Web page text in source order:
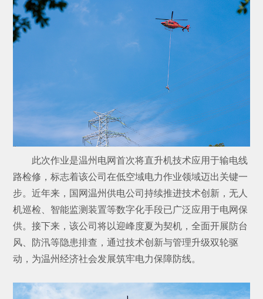
此次作业是温州电网首次将直升机技术应用于输电线
路检修，标志着该公司在低空域电力作业领域迈出关键一
步。近年来，国网温州供电公司持续推进技术创新，无人
机巡检、智能监测装置等数字化手段已广泛应用于电网保
供。接下来，该公司将以迎峰度夏为契机，全面开展防台
风、防汛等隐患排查，通过技术创新与管理升级双轮驱
动，为温州经济社会发展筑牢电力保障防线。